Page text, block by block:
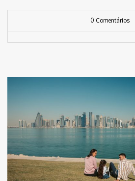
0 Comentários